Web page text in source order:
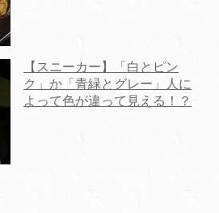
【スニーカー】「白とピン
ク」か「青緑とグレー」人に
よって色が違って見える！？